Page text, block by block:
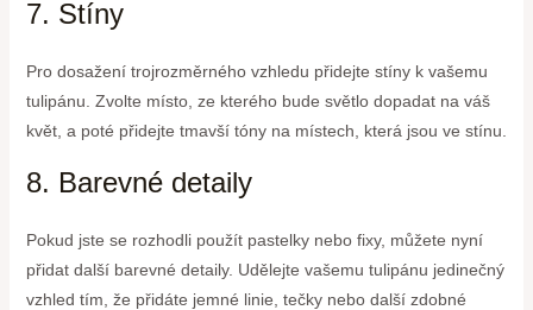
7. Stíny
Pro dosažení trojrozměrného vzhledu přidejte stíny k vašemu
tulipánu. Zvolte místo, ze kterého bude světlo dopadat na váš
květ, a poté přidejte tmavší tóny na místech, která jsou ve stínu.
8. Barevné detaily
Pokud jste se rozhodli použít pastelky nebo fixy, můžete nyní
přidat další barevné detaily. Udělejte vašemu tulipánu jedinečný
vzhled tím, že přidáte jemné linie, tečky nebo další zdobné